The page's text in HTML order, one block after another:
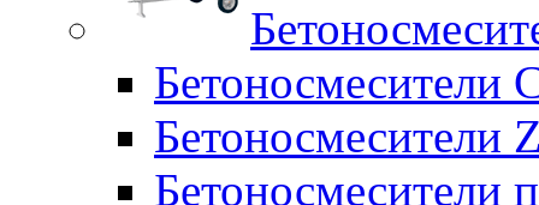
Бетоносмесители
Бетоносмесители
Бетоносмесители